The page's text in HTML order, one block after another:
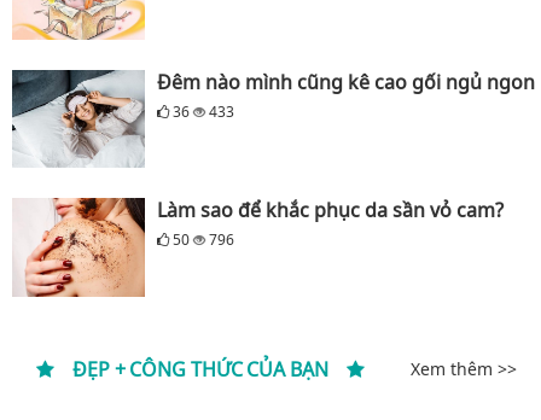
Đêm nào mình cũng kê cao gối ngủ ngon
36 433
Làm sao để khắc phục da sần vỏ cam?
50 796
ĐẸP + CÔNG THỨC CỦA BẠN Xem thêm >>